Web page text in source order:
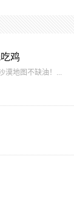
鸡
漠地图不缺油！...